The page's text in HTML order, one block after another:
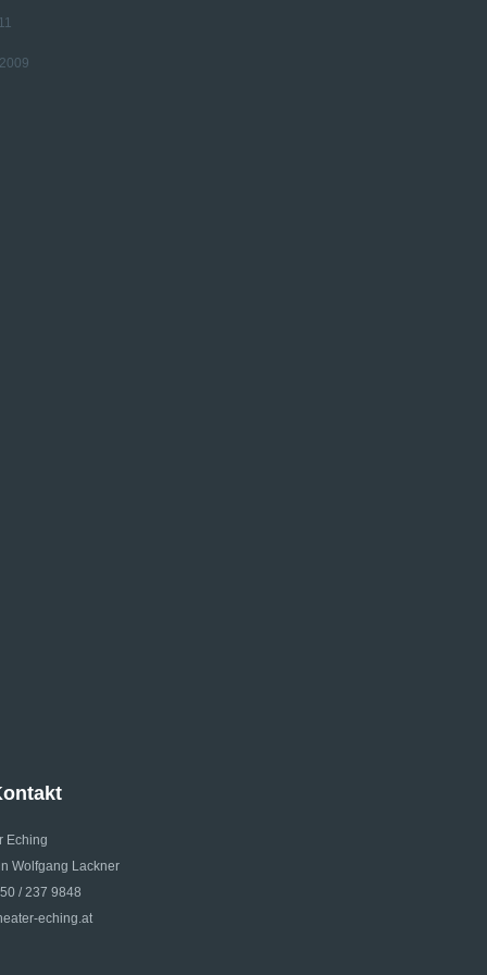
Eching
Wolfgang Lackner
/ 237 9848
eching.at